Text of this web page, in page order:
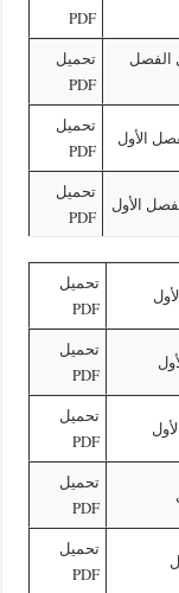
تحميل
تحميل
PDF
تحميل
PDF
تحميل
PDF
PDF
تحميل
PDF
PDF